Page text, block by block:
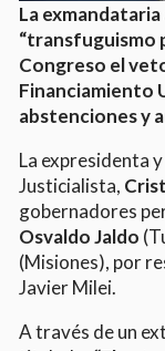
La
“transfuguismo
Congreso el
Financiamiento
abstenciones y
La expresidenta
Justicialista,
gobernadores
Osvaldo Jaldo
(Misiones), por
Javier Milei.
A través de un